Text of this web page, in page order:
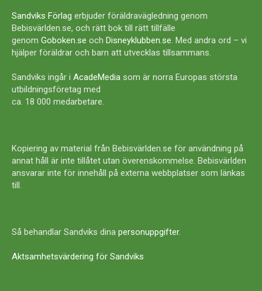
Sandviks Förlag erbjuder föräldravägledning genom
Bebisvärlden.se, och rätt bok till rätt tillfälle
genom Goboken.se och Disneyklubben.se. Med andra ord – vi
hjälper föräldrar och barn att utvecklas tillsammans.
Sandviks ingår i AcadeMedia som är norra Europas största
utbildningsföretag med
ca. 18 000 medarbetare.
Kopiering av material från Bebisvärlden.se för användning på
annat håll är inte tillåtet utan överenskommelse. Bebisvärlden
ansvarar inte för innehåll på externa webbplatser som länkas
till.
Så behandlar Sandviks dina personuppgifter.
Aktsamhetsvärdering för Sandviks